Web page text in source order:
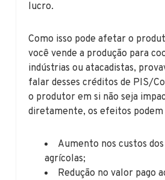
lucro.
Como isso pode afetar o
você vende a produção para
indústrias ou atacadistas,
falar desses créditos de PIS/
o produtor em si não seja
diretamente, os efeitos
Aumento nos custos
agrícolas;
Redução no valor pago